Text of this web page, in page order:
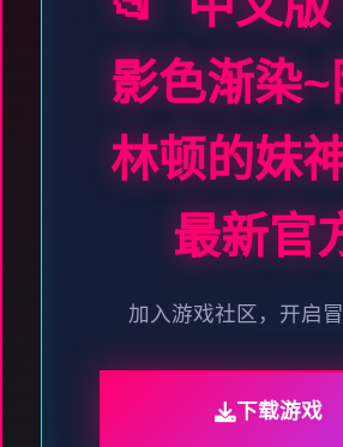
影色渐染
林顿的妹
最新官
加入游戏社区，开启
下载游戏